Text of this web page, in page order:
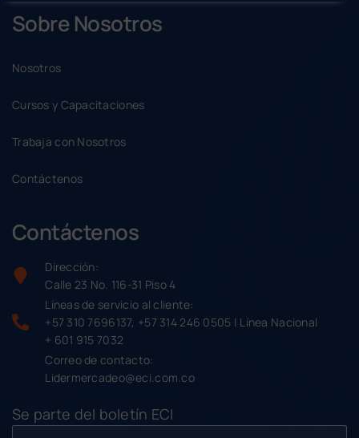
Sobre Nosotros
Nosotros
Cursos y Capacitaciones
Trabaja con Nosotros
Contáctenos
Contáctenos
Dirección:
Calle 23 No. 116-31 Piso 4
Líneas de servicio al cliente:
+57 310 7696137, +57 314 246 0505 | Línea Nacional
+ 601 915 7032
Correo de contacto:
Lidermercadeo@eci.com.co
Se parte del boletín ECI